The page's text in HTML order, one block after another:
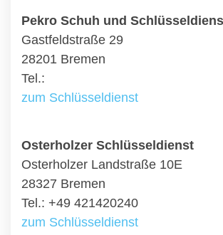
Pekro Schuh und
Gastfeldstraße 29
28201 Bremen
Tel.:
zum Schlüsseldienst
Osterholzer Schlüsseldienst
Osterholzer Landstraße 10E
28327 Bremen
Tel.: +49 421420240
zum Schlüsseldienst